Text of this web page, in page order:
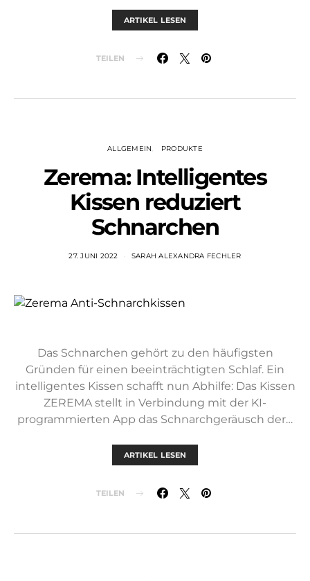
ARTIKEL LESEN
TEILEN
ALLGEMEIN PRODUKTE
Zerema: Intelligentes
Kissen reduziert
Schnarchen
27. JUNI 2022 SARAH ALEXANDRA FECHLER
Das Schnarchen gehört zu den häufigsten
Gründen für einen beeinträchtigten Schlaf. Ein
intelligentes Kissen schafft nun Abhilfe: Das Kissen
ZEREMA stellt in Verbindung mit der KI-
programmierten App das Schnarchgeräusch der…
ARTIKEL LESEN
TEILEN